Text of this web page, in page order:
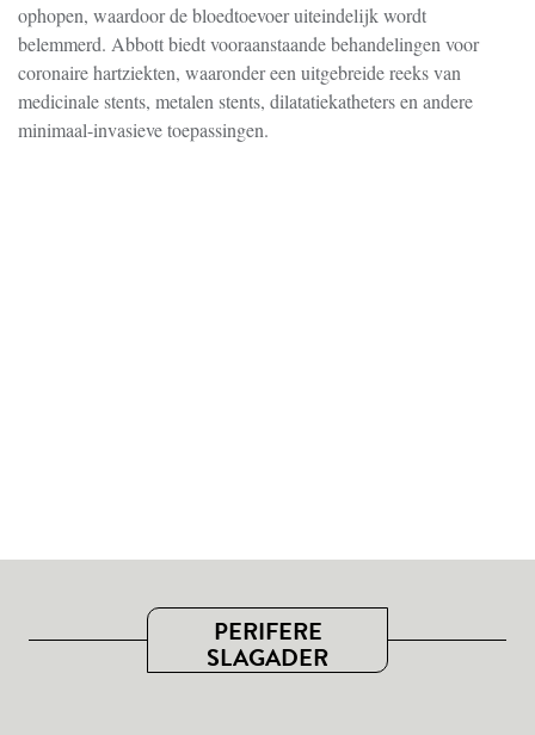
ophopen, waardoor de bloedtoevoer uiteindelijk wordt
belemmerd. Abbott biedt vooraanstaande behandelingen voor
coronaire hartziekten, waaronder een uitgebreide reeks van
medicinale stents, metalen stents, dilatatiekatheters en andere
minimaal-invasieve toepassingen.
PERIFERE
SLAGADER